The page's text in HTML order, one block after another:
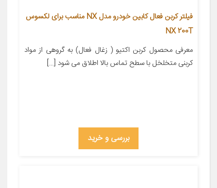
فیلتر کربن فعال کابین خودرو مدل NX مناسب برای لکسوس
NX 200T
معرفی محصول کربن اکتیو ( زغال فعال) به گروهی از مواد
کربنی متخلخل با سطح تماس بالا اطلاق می شود […]
بررسی و خرید